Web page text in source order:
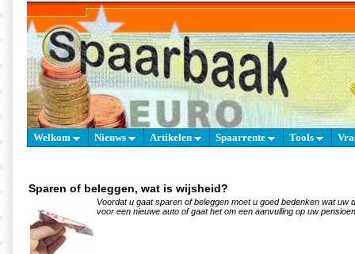
Welkom Nieuws Artikelen Spaarrente Tools
Sparen of beleggen, wat is wijsheid?
Voordat u gaat sparen of beleggen moet u goed bedenken wat uw
voor een nieuwe auto of gaat het om een aanvulling op uw